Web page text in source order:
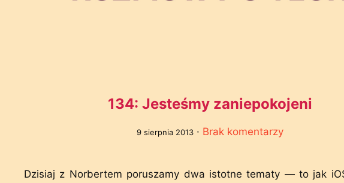
134: Jesteśmy zaniepokojeni
9 sierpnia 2013· Brak komentarzy
Dzisiaj z Norbertem poruszamy dwa istotne tematy — to jak